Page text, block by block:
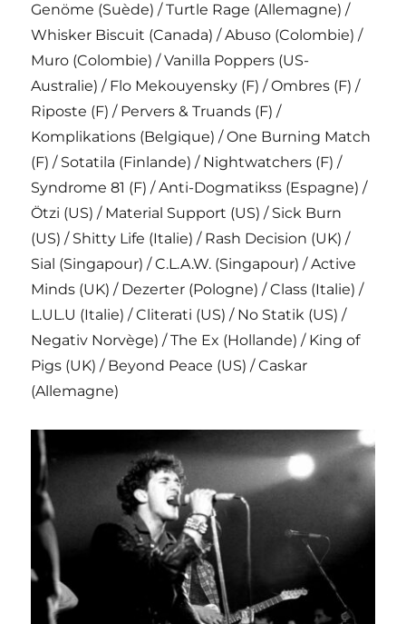
Genöme (Suède) / Turtle Rage (Allemagne) /
Whisker Biscuit (Canada) / Abuso (Colombie) /
Muro (Colombie) / Vanilla Poppers (US-
Australie) / Flo Mekouyensky (F) / Ombres (F) /
Riposte (F) / Pervers & Truands (F) /
Komplikations (Belgique) / One Burning Match
(F) / Sotatila (Finlande) / Nightwatchers (F) /
Syndrome 81 (F) / Anti-Dogmatikss (Espagne) /
Ötzi (US) / Material Support (US) / Sick Burn
(US) / Shitty Life (Italie) / Rash Decision (UK) /
Sial (Singapour) / C.L.A.W. (Singapour) / Active
Minds (UK) / Dezerter (Pologne) / Class (Italie) /
L.UL.U (Italie) / Cliterati (US) / No Statik (US) /
Negativ Norvège) / The Ex (Hollande) / King of
Pigs (UK) / Beyond Peace (US) / Caskar
(Allemagne)